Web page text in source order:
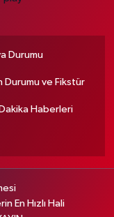
Durumu
Durumu ve Fikstür
Haberleri
En Hızlı Hali